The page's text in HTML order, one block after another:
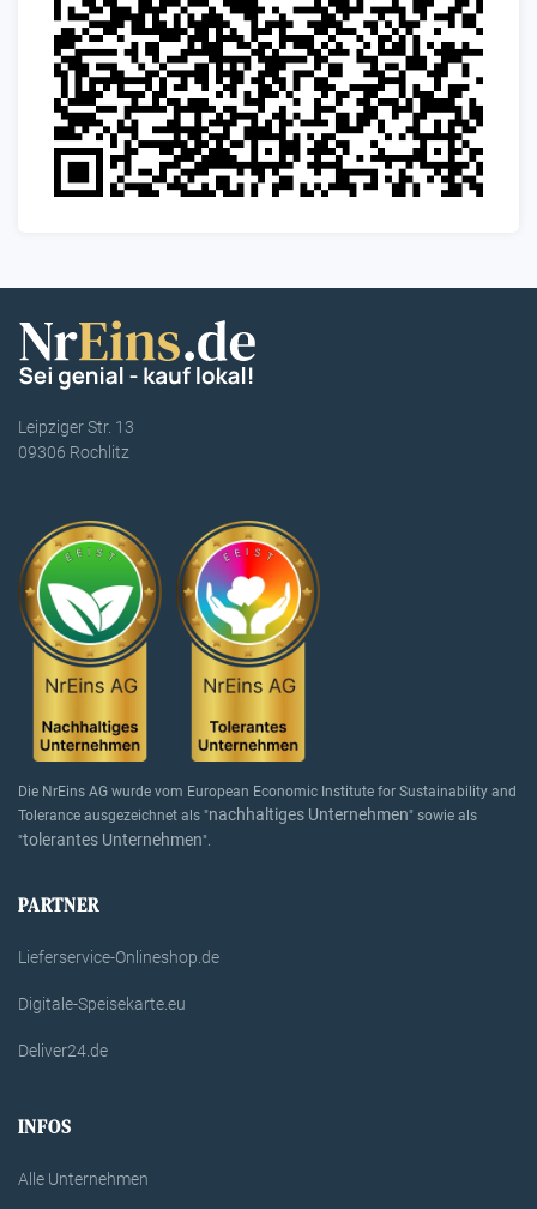
Leipziger Str. 13
09306 Rochlitz
Die NrEins AG wurde vom European Economic Institute for Sustainability and
Tolerance ausgezeichnet als "nachhaltiges Unternehmen" sowie als
"tolerantes Unternehmen".
PARTNER
Lieferservice-Onlineshop.de
Digitale-Speisekarte.eu
Deliver24.de
INFOS
Alle Unternehmen